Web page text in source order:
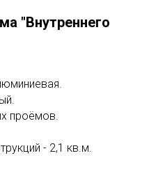
"Внутреннего
проёмов.
- 2,1 кв.м.